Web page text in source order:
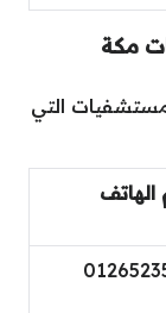
مكة
التي
الهاتف